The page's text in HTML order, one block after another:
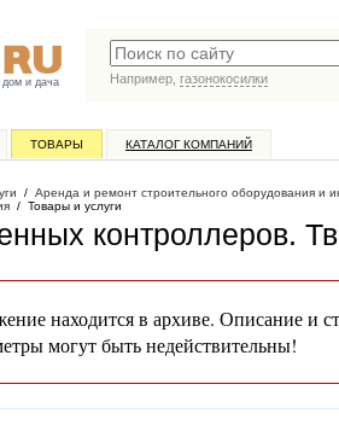
дом и дача
Например, газонокосилки
ТОВАРЫ КАТАЛОГ КОМПАНИЙ
/ Аренда и ремонт строительного оборудования и
/ Товары и услуги
контроллеров.
находится в архиве. Описание и
могут быть недействительны!